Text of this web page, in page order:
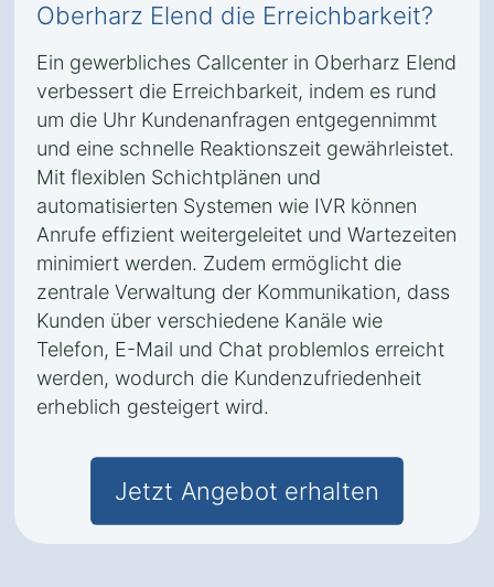
Oberharz Elend die Erreichbarkeit?
Ein gewerbliches Callcenter in Oberharz Elend
verbessert die Erreichbarkeit, indem es rund
um die Uhr Kundenanfragen entgegennimmt
und eine schnelle Reaktionszeit gewährleistet.
Mit flexiblen Schichtplänen und
automatisierten Systemen wie IVR können
Anrufe effizient weitergeleitet und Wartezeiten
minimiert werden. Zudem ermöglicht die
zentrale Verwaltung der Kommunikation, dass
Kunden über verschiedene Kanäle wie
Telefon, E-Mail und Chat problemlos erreicht
werden, wodurch die Kundenzufriedenheit
erheblich gesteigert wird.
Jetzt Angebot erhalten